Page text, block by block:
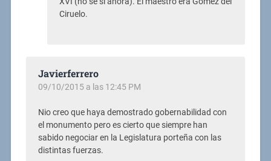
Ciruelo.
Javierferrero
09/10/2015 a las 12:45 PM
Nio creo que haya demostrado gobernabilidad con
el monumento pero es cierto que siempre han
sabido negociar en la Legislatura porteña con las
distintas fuerzas.